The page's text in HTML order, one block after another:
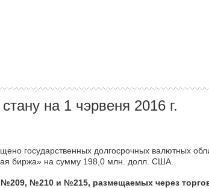
на 1 чэрвеня 2016 г.
государственных долгосрочных валютных
биржа» на сумму 198,0 млн. долл. США.
№210 и №215, размещаемых через